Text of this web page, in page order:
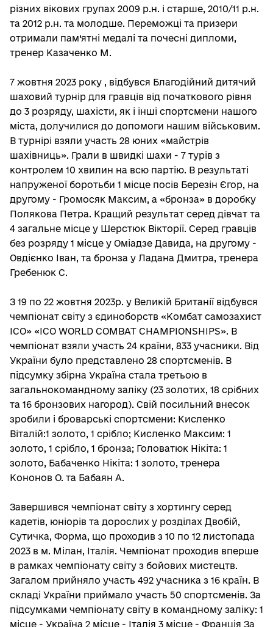
різних вікових групах 2009 р.н. і старше, 2010/11 р.н.
та 2012 р.н. та молодше. Переможці та призери
отримали пам’ятні медалі та почесні дипломи,
тренер Казаченко М.
7 жовтня 2023 року , відбувся Благодійний дитячий
шаховий турнір для гравців від початкового рівня
до 3 розряду, шахісти, як і інші спортсмени нашого
міста, долучилися до допомоги нашим військовим.
В турнірі взяли участь 28 юних «майстрів
шахівниць». Грали в швидкі шахи - 7 турів з
контролем 10 хвилин на всю партію. В результаті
напруженої боротьби 1 місце посів Березін Єгор, на
другому - Громосяк Максим, а «бронза» в доробку
Полякова Петра. Кращий результат серед дівчат та
4 загальне місце у Шерстюк Вікторії. Серед гравців
без розряду 1 місце у Оміадзе Давида, на другому -
Овдієнко Іван, та бронза у Ладана Дмитра, тренера
Гребенюк С.
З 19 по 22 жовтня 2023р. у Великій Британії відбувся
чемпіонат світу з єдиноборств «Комбат самозахист
ІСО» «ICO WORLD COMBAT CHAMPIONSHIPS». В
чемпіонат взяли участь 24 країни, 833 учасники. Від
України було представлено 28 спортсменів. В
підсумку збірна Україна стала третьою в
загальнокомандному заліку (23 золотих, 18 срібних
та 16 бронзових нагород). Свій посильний внесок
зробили і броварські спортсмени: Кисленко
Віталій:1 золото, 1 срібло; Кисленко Максим: 1
золото, 1 срібло, 1 бронза; Головатюк Нікіта: 1
золото, Бабаченко Нікіта: 1 золото, тренера
Кононов О. та Бабаян А.
Завершився чемпіонат світу з хортингу серед
кадетів, юніорів та дорослих у розділах Двобій,
Сутичка, Форма, що проходив з 10 по 12 листопада
2023 в м. Мілан, Італія. Чемпіонат проходив вперше
в рамках чемпіонату світу з бойових мистецтв.
Загалом прийняло участь 492 учасника з 16 країн. В
складі України приймало участь 50 спортсменів. За
підсумками чемпіонату світу в командному заліку: 1
місце - Україна 2 місце - Італія 3 місце - Франція За